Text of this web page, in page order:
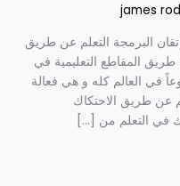
james
البرمجة التعلم عن طريق
طريق المقاطع التعليمية في
في العالم كله و هي فعالة
عن طريق الاحتكاك
في التعلم من […]